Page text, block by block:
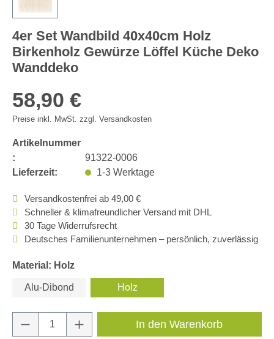
4er Set Wandbild 40x40cm Holz
Birkenholz Gewürze Löffel Küche Deko
Wanddeko
58,90 €
Preise inkl. MwSt. zzgl. Versandkosten
Artikelnummer
:
91322-0006
Lieferzeit:
1-3 Werktage
Versandkostenfrei ab 49,00 €
Schneller & klimafreundlicher Versand mit DHL
30 Tage Widerrufsrecht
Deutsches Familienunternehmen – persönlich, zuverlässig
Material: Holz
Alu-Dibond Holz
Produkt Anzahl: Gib den gewünschten
In den Warenkorb